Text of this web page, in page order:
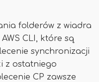
folderów z wiadra
CLI, które są
synchronizacji
z ostatniego
CP zawsze